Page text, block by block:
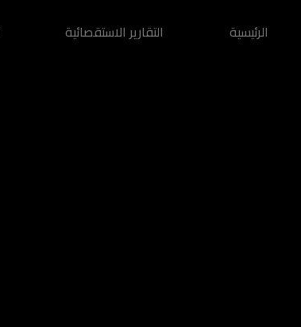
الرئيسية التقارير الاستقصائية